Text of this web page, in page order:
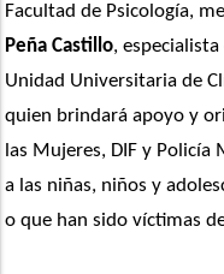
Facultad de Psicología,
Peña Castillo,
Unidad Universitaria de
quien brindará apoyo y
las Mujeres, DIF y
a las niñas, niños y
o que han sido víctimas